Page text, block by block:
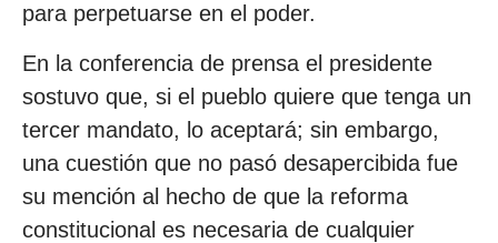
para perpetuarse en el poder.
En la conferencia de prensa el presidente
sostuvo que, si el pueblo quiere que tenga un
tercer mandato, lo aceptará; sin embargo,
una cuestión que no pasó desapercibida fue
su mención al hecho de que la reforma
constitucional es necesaria de cualquier